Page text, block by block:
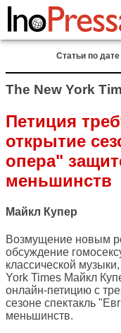
Статьи по дате
The New York
Петиция
открытие
опера"
меньшинств
Майкл Купер
Возмущение новым
обсуждение
классической
York Times Майкл
онлайн-петицию с
сезоне спектакль
меньшинств.